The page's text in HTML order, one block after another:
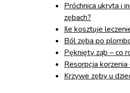
Próchnica ukryta i
zębach?
Ile kosztuje
Ból zęba po
Pęknięty ząb – co
Resorpcja
Krzywe zęby u